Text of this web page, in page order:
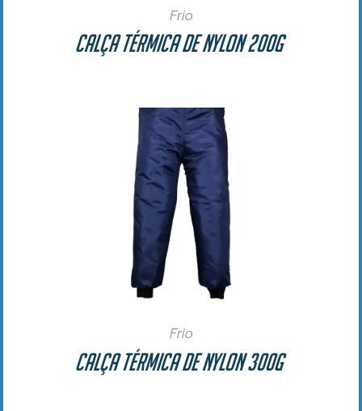
Frio
Calça Térmica de Nylon 200g
Frio
Calça Térmica de Nylon 300g